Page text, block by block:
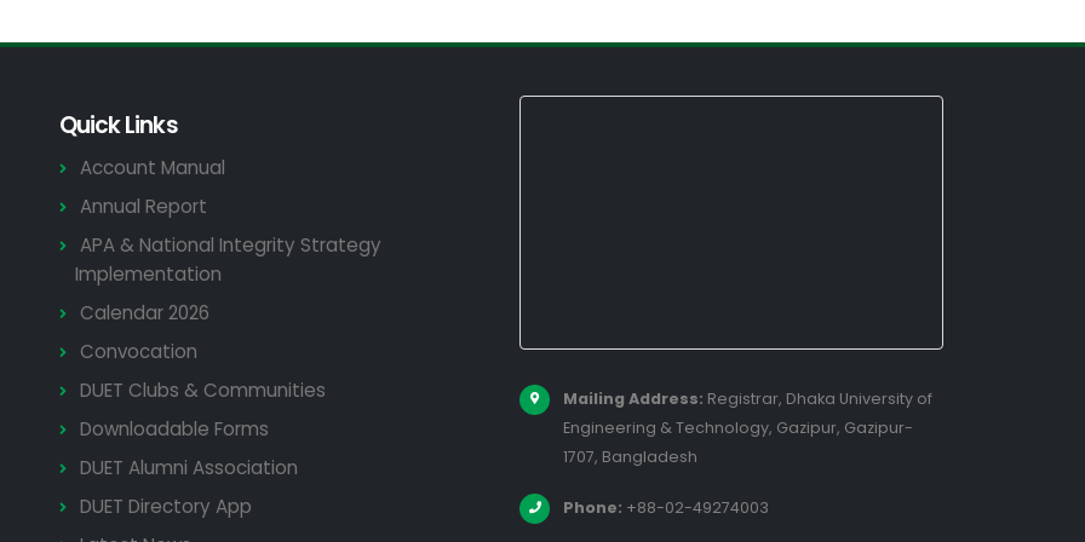
Quick Links
Account Manual
Annual Report
APA & National Integrity Strategy
Implementation
Calendar 2026
Convocation
DUET Clubs & Communities
Downloadable Forms
DUET Alumni Association
DUET Directory App
Mailing Address: Registrar, Dhaka University of
Engineering & Technology, Gazipur, Gazipur-
1707, Bangladesh
Phone: +88-02-49274003